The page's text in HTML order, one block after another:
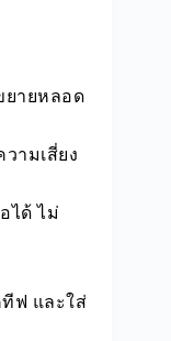
ยายหลอด
ามเสี่ยง
ได้ ไม่
ทีฟ และใส่